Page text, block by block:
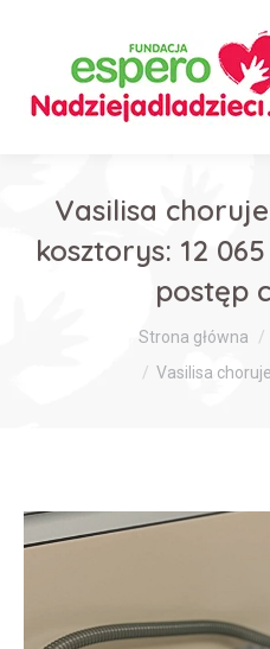
Vasilisa
kosztorys: 12
postęp
Strona główna
Vasilisa